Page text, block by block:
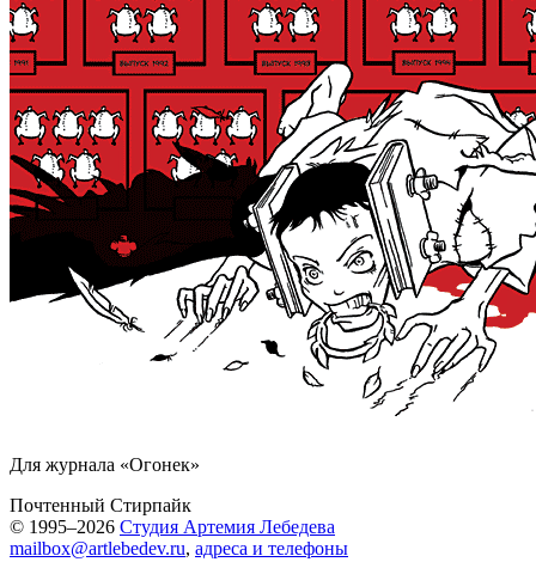
Для журнала «Огонек»
Почтенный Стирпайк
© 1995–2026 Студия Артемия Лебедева
mailbox@artlebedev.ru, адреса и телефоны